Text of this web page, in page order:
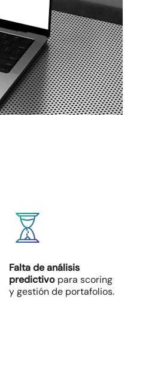
Falta de análisis
predictivopara scoring
y gestión de portafolios.